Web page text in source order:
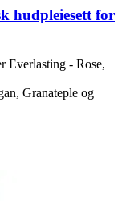
hudpleiesett for
Everlasting - Rose,
Granateple og